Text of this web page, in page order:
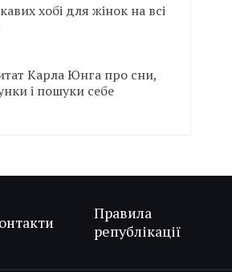
хобі для жінок на всі
Карла Юнга про сни,
і пошуки себе
Правила
републікації